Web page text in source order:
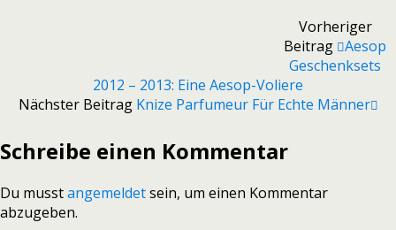
Vorheriger
Beitrag Aesop
Geschenksets
2012 – 2013: Eine Aesop-Voliere
Nächster Beitrag Knize Parfumeur Für Echte Männer
Schreibe einen Kommentar
Du musstangemeldetsein, um einen Kommentar
abzugeben.